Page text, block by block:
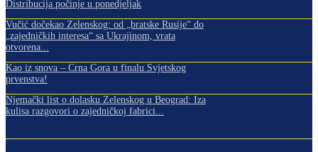
Distribucija počinje u ponedjeljak
Vučić dočekao Zelenskog: od „bratske Rusije“ do
„zajedničkih interesa“ sa Ukrajinom, vrata
otvorena...
Kao iz snova – Crna Gora u finalu Svjetskog
prvenstva!
Njemački list o dolasku Zelenskog u Beograd: Iza
kulisa razgovori o zajedničkoj fabrici...